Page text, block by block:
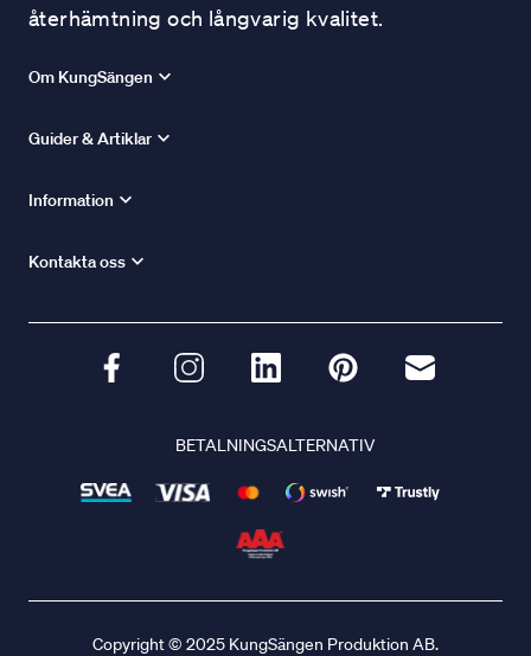
återhämtning och långvarig kvalitet.
Om KungSängen
Guider & Artiklar
Information
Kontakta oss
BETALNINGSALTERNATIV
Copyright © 2025 KungSängen Produktion AB.